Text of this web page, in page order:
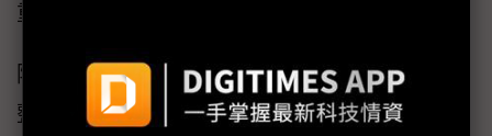
重要一環。
除了標準化產品，勤逢實業在此次能源展中更
整合明緯逆變器、充電器、雙向電源與控制模